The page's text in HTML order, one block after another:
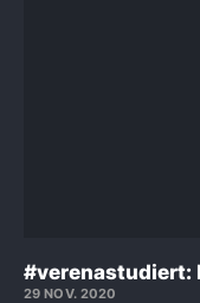
#verenastudiert:
29 NOV. 2020